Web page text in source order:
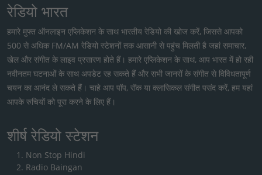
रेडियो भारत
हमारे मुफ्त ऑनलाइन एप्लिकेशन के साथ भारतीय रेडियो की खोज करें, जिससे आपको
500 से अधिक FM/AM रेडियो स्टेशनों तक आसानी से पहुंच मिलती है जहां समाचार,
खेल और संगीत के लाइव प्रसारण होते हैं। हमारे एप्लिकेशन के साथ, आप भारत में हो रही
नवीनतम घटनाओं के साथ अपडेट रह सकते हैं और सभी जानरों के संगीत से विविधतापूर्ण
चयन का आनंद ले सकते हैं। चाहे आप पॉप, रॉक या क्लासिकल संगीत पसंद करें, हम यहां
आपके रुचियों को पूरा करने के लिए हैं।
शीर्ष रेडियो स्टेशन
Non Stop Hindi
Radio Baingan